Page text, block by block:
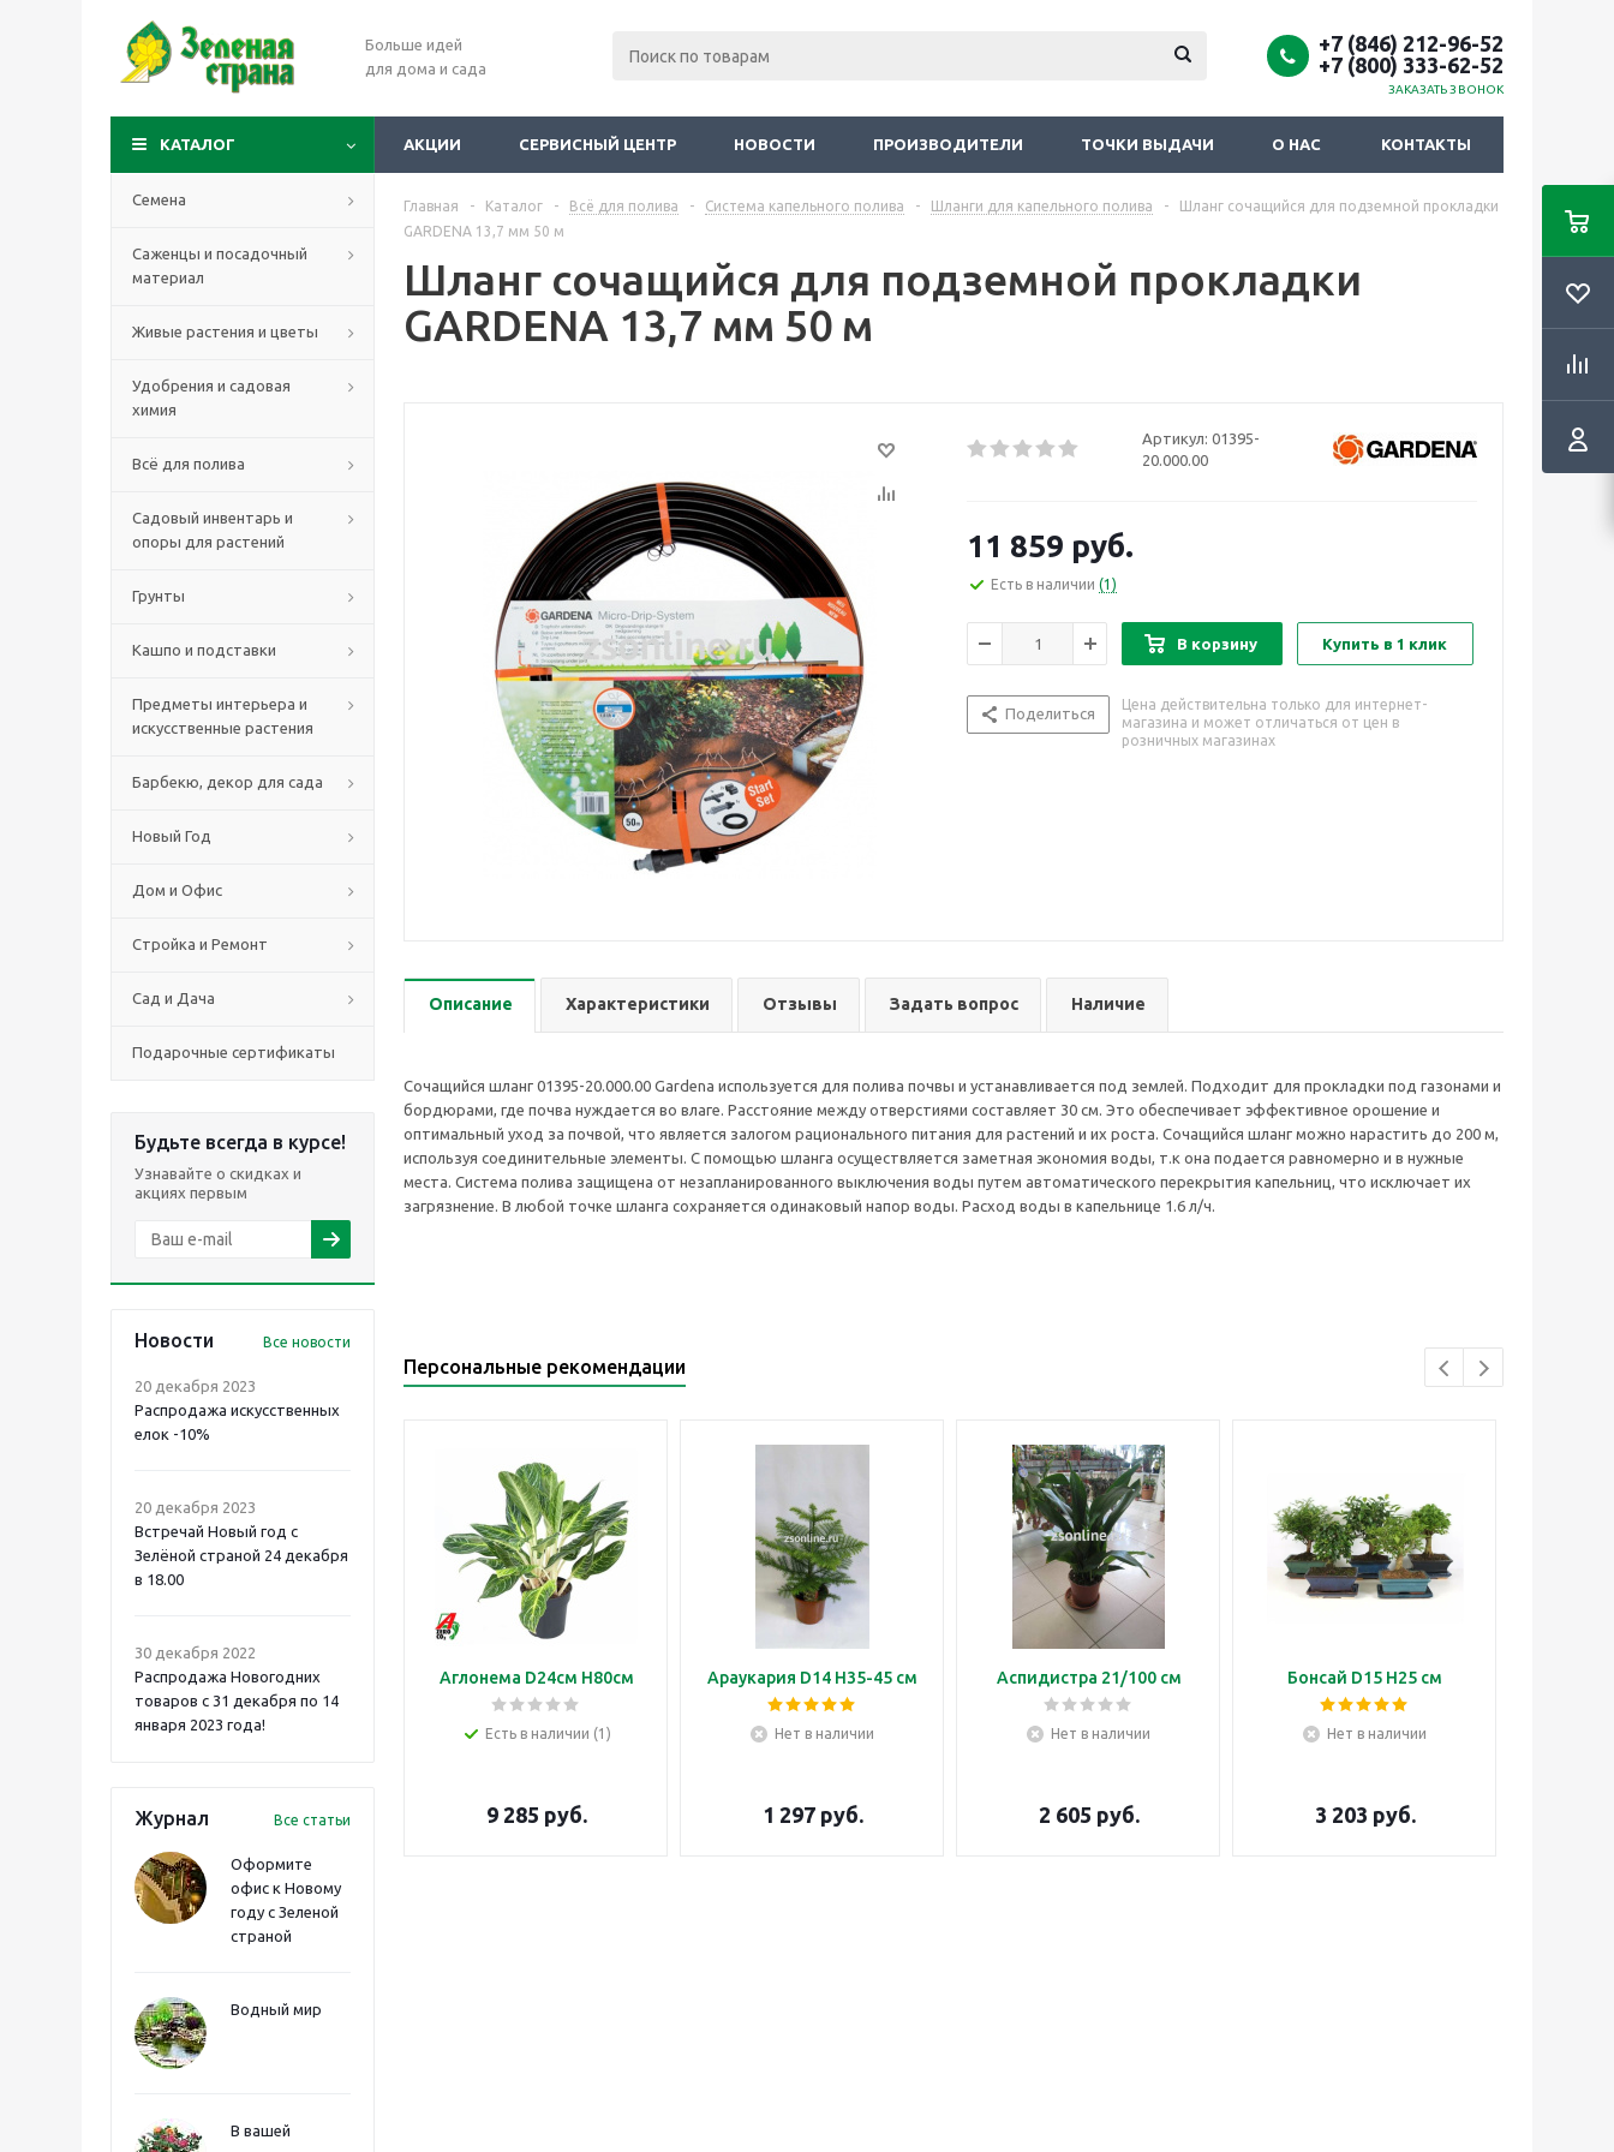
Больше идей
для дома и сада
+7 (846) 212-96-52
+7 (800) 333-62-52
ЗАКАЗАТЬ ЗВОНОК
КАТАЛОГ АКЦИИ СЕРВИСНЫЙ ЦЕНТР НОВОСТИ ПРОИЗВОДИТЕЛИ ТОЧКИ ВЫДАЧИ О НАС КОНТАКТЫ
Семена
Саженцы и посадочный
материал
Живые растения и цветы
Удобрения и садовая
химия
Всё для полива
Садовый инвентарь и
опоры для растений
Грунты
Кашпо и подставки
Предметы интерьера и
искусственные растения
Барбекю, декор для сада
Новый Год
Дом и Офис
Стройка и Ремонт
Сад и Дача
Подарочные сертификаты
Будьте всегда в курсе!
Узнавайте о скидках и
акциях первым
Новости Все новости
20 декабря 2023
Распродажа искусственных
елок -10%
20 декабря 2023
Встречай Новый год с
Зелёной страной 24 декабря
в 18.00
30 декабря 2022
Распродажа Новогодних
товаров с 31 декабря по 14
января 2023 года!
Журнал Все статьи
Оформите
офис к Новому
году с Зеленой
страной
Водный мир
В вашей
Главная - Каталог - Всё для полива - Система капельного полива - Шланги для капельного полива -
Шланг сочащийся для подземной прокладки
GARDENA 13,7 мм 50 м
Шланг сочащийся для подземной прокладки
GARDENA 13,7 мм 50 м
Артикул: 01395-
20.000.00
11 859 руб.
Есть в наличии (1)
В корзину Купить в 1 клик
Поделиться
Цена действительна только для интернет-
магазина и может отличаться от цен в
розничных магазинах
Описание Характеристики Отзывы Задать вопрос Наличие
Сочащийся шланг 01395-20.000.00 Gardena используется для полива почвы и устанавливается под землей. Подходит для прокладки под газонами и
бордюрами, где почва нуждается во влаге. Расстояние между отверстиями составляет 30 см. Это обеспечивает эффективное орошение и
оптимальный уход за почвой, что является залогом рационального питания для растений и их роста. Сочащийся шланг можно нарастить до 200 м,
используя соединительные элементы. С помощью шланга осуществляется заметная экономия воды, т.к она подается равномерно и в нужные
места. Система полива защищена от незапланированного выключения воды путем автоматического перекрытия капельниц, что исключает их
загрязнение. В любой точке шланга сохраняется одинаковый напор воды. Расход воды в капельнице 1.6 л/ч.
Персональные рекомендации
Аглонема D24см H80см
Есть в наличии (1)
9 285 руб.
Араукария D14 H35-45 см
Нет в наличии
1 297руб.
Аспидистра 21/100 см
Нет в наличии
2 605 руб.
Бонсай D15 H25 см
Нет в наличии
3 203 руб.